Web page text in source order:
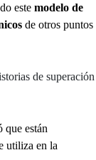
este modelo de
de otros puntos
de superación
están
utiliza en la